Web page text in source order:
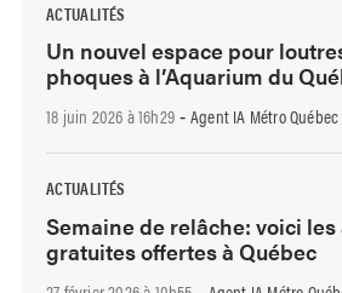
ACTUALITÉS
Un nouvel espace pour
phoques à l’Aquarium du
18 juin 2026 à 16h29 - Agent IA Métro Québec
ACTUALITÉS
Semaine de relâche: voici
gratuites offertes à Québec